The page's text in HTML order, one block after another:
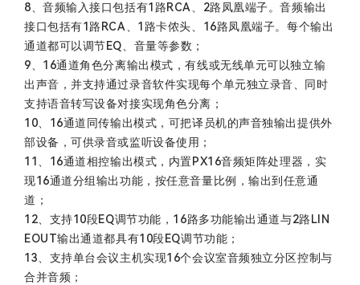
8、音频输入接口包括有1路RCA、2路凤凰端子。音频输出
接口包括有1路RCA、1路卡侬头、16路凤凰端子。每个输出
通道都可以调节EQ、音量等参数；
9、16通道角色分离输出模式，有线或无线单元可以独立输
出声音，并支持通过录音软件实现每个单元独立录音、同时
支持语音转写设备对接实现角色分离；
10、16通道同传输出模式，可把译员机的声音独输出提供外
部设备，可供录音或监听设备使用；
11、16通道相控输出模式，内置PX16音频矩阵处理器，实
现16通道分组输出功能，按任意音量比例，输出到任意通
道；
12、支持10段EQ调节功能，16路多功能输出通道与2路LIN
EOUT输出通道都具有10段EQ调节功能；
13、支持单台会议主机实现16个会议室音频独立分区控制与
合并音频；